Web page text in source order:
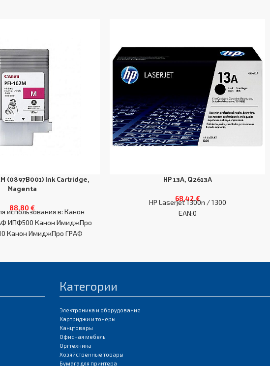
(0897B001) Ink Cartridge,
Magenta
88,80 €
использования в: Канон
ИПФ500 Канон ИмиджПро
Канон ИмиджПро ГРАФ
HP 13A, Q2613A
68,42€
HP Laserjet 1300n / 1300
EAN:0
Категории
Электроника и оборудование
Картриджи и тонеры
Канцтовары
Офисная мебель
Оргтехника
Хозяйственные товары
Бумага для принтера